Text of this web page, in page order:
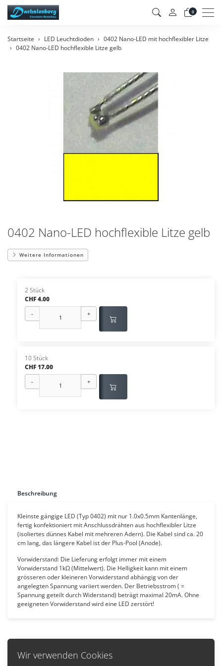
Wir verwenden Cookies
0
Startseite LED Leuchtdioden
0402 Nano-LED mit hochflexibler Litze
0402 Nano-LED hochflexible Litze gelb
0402 Nano-LED hochflexible Litze gelb
Weitere Informationen
2 Stück
CHF 4.00
- +
10 Stück
CHF 17.00
- +
Beschreibung
Kleinste gängige LED (Typ 0402) mit nur 1.0x0.5mm Kantenlänge,
fertig konfektioniert mit Anschlussdrähten aus hochflexibler Litze
(isoliertes dünnes Kabel mit mehreren Adern). Die Kabel sind ca. 20
cm lang, das längere Kabel ist der Plus-Pool (Anode).
Vorwiderstand: Die Lieferung erfolgt immer mit einem
Vorwiderstand 1kΩ (Mittelwert). Die Helligkeit kann mit einem
grösseren oder kleineren Vorwiderstand abhängig von der
angelegten Spannung variiert werden. Der Betriebsstrom ( =
Spannung geteilt durch Widerstand) beträgt maximal 20mA. Ohne
geeigneten Vorwiderstand wird eine LED zerstört!
Zurück